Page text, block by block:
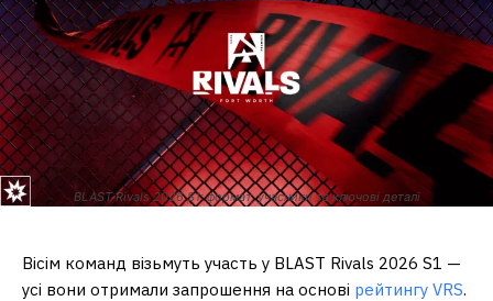
BLAST Rivals 2026 S1: формат, учасники та ключові деталі
Вісім команд візьмуть участь у BLAST Rivals 2026 S1 —
усі вони отримали запрошення на основі рейтингу VRS.